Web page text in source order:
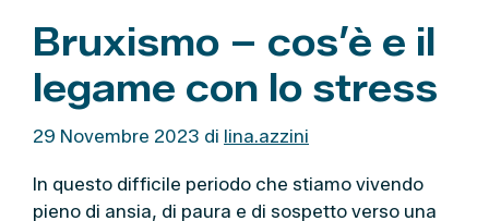
Bruxismo – cos’è e il
legame con lo stress
29 Novembre 2023 di lina.azzini
In questo difficile periodo che stiamo vivendo
pieno di ansia, di paura e di sospetto verso una